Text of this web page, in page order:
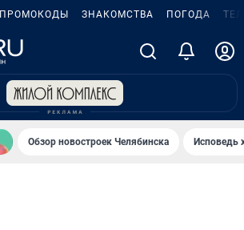
ПРОМОКОДЫ ЗНАКОМСТВА ПОГОДА
Обзор новостроек Челябинска Исповедь